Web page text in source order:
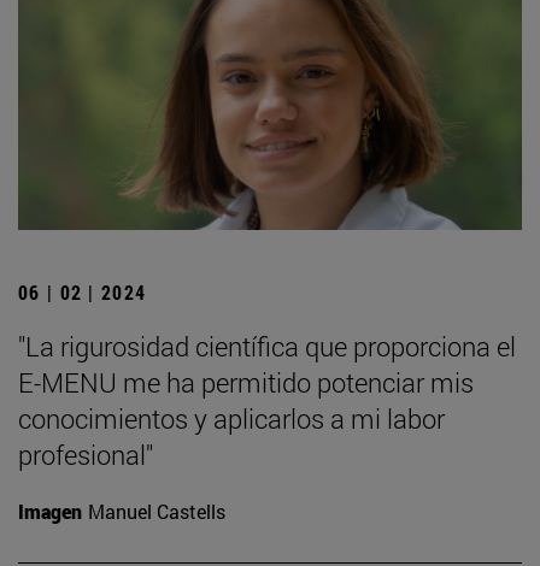
06 | 02 | 2024
"La rigurosidad científica que proporciona el
E-MENU me ha permitido potenciar mis
conocimientos y aplicarlos a mi labor
profesional"
Imagen Manuel Castells